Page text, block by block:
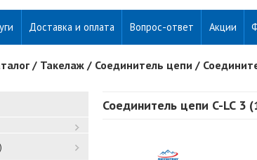
Доставка и оплата Вопрос-ответ Акции
/ Такелаж / Соединитель цепи /
Соединитель цепи C-LC 3